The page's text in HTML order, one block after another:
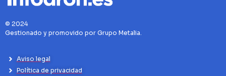
© 2024
Gestionado y promovido por Grupo Metalia.
Aviso legal
Política de privacidad